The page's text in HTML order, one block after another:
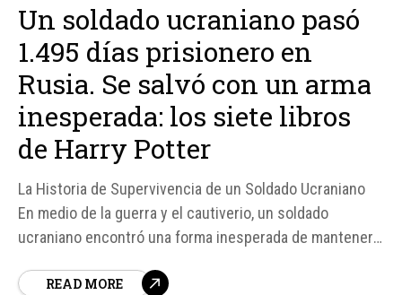
Un soldado ucraniano pasó
1.495 días prisionero en
Rusia. Se salvó con un arma
inesperada: los siete libros
de Harry Potter
La Historia de Supervivencia de un Soldado Ucraniano
En medio de la guerra y el cautiverio, un soldado
ucraniano encontró una forma inesperada de mantener
oficial de marines, pasó 1. 495 días como prisionero en
READ MORE